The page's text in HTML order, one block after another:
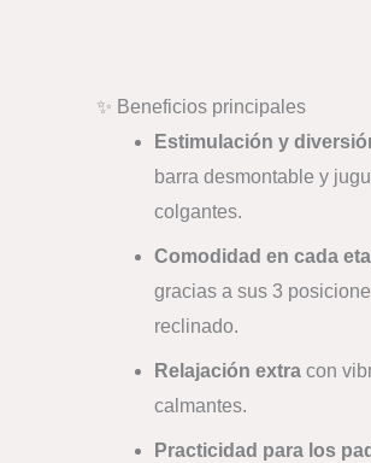
✨ Beneficios principales
Estimulación y
barra desmontable y
colgantes.
Comodidad en cada
gracias a sus 3
reclinado.
Relajación extra con
calmantes.
Practicidad para los